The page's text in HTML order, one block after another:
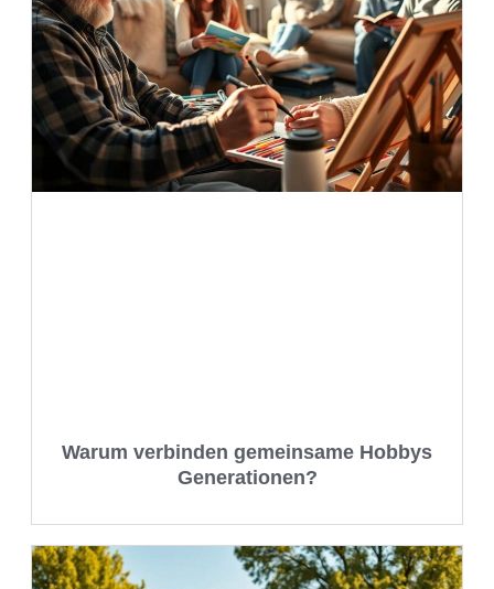
Warum verbinden gemeinsame Hobbys
Generationen?